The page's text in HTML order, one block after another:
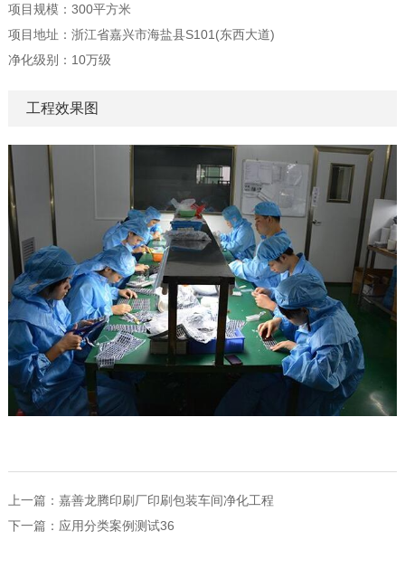
项目规模：300平方米
项目地址：浙江省嘉兴市海盐县S101(东西大道)
净化级别：10万级
工程效果图
上一篇： 嘉善龙腾印刷厂印刷包装车间净化工程
下一篇： 应用分类案例测试36